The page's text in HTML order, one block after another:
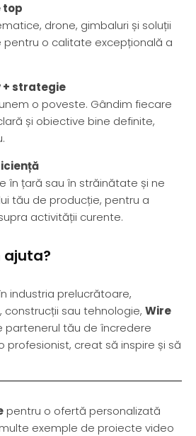
top
drone, gimbaluri și soluții
o calitate excepțională a
+ strategie
o poveste. Gândim fiecare
și obiective bine definite,
în țară sau în străinătate și ne
tău de producție, pentru a
activității curente.
industria prelucrătoare,
sau tehnologie, Wire
partenerul tău de încredere
profesionist, creat să inspire și să
pentru o ofertă personalizată
exemple de proiecte video